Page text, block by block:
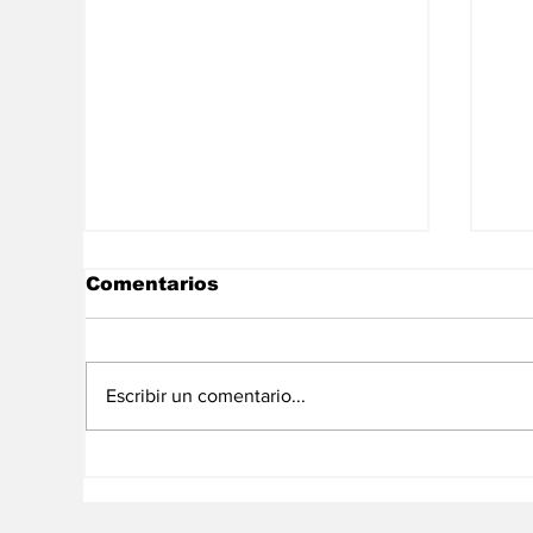
Comentarios
Escribir un comentario...